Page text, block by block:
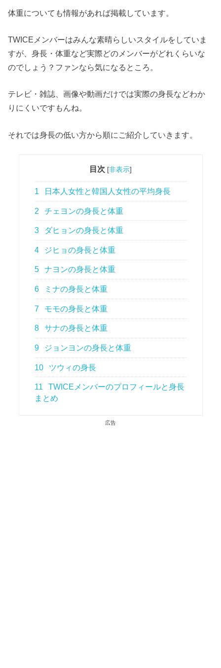
体重についても情報があれば掲載しています。
TWICEメンバーはみんな素晴らしいスタイルをしていま
すが、身長・体重など実際どのメンバーがどれくらいな
のでしょう？ファンなら気になるところ。
テレビ・雑誌、画像や動画だけでは実際の身長などわか
りにくいですもんね。
それでは身長の低い方から順にご紹介していきます。
目次 [非表示]
1 日本人女性と韓国人女性の平均身長
2 チェヨンの身長と体重
3 ダヒョンの身長と体重
4 ジヒョの身長と体重
5 ナヨンの身長と体重
6 ミナの身長と体重
7 モモの身長と体重
8 サナの身長と体重
9 ジョンヨンの身長と体重
10 ツウィの身長
11
TWICEメンバーのプロフィールと身長
まとめ
広告